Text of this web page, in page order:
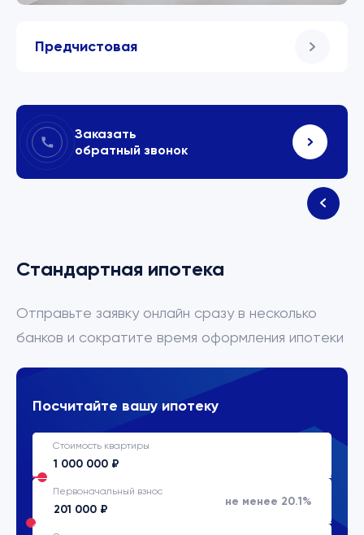
Предчистовая
Заказать
обратный звонок
Стандартная ипотека
Отправьте заявку онлайн сразу в несколько
банков и сократите время оформления ипотеки
Посчитайте вашу ипотеку
Стоимость квартиры
Первоначальный взнос
не менее 20.1%